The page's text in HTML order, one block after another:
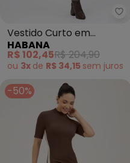
Vestido Curto em
Canelado (Marrom
Escuro)
HABANA
R$ 102,45R$ 204,90
ou 3x de R$ 34,15 sem juros
-50%